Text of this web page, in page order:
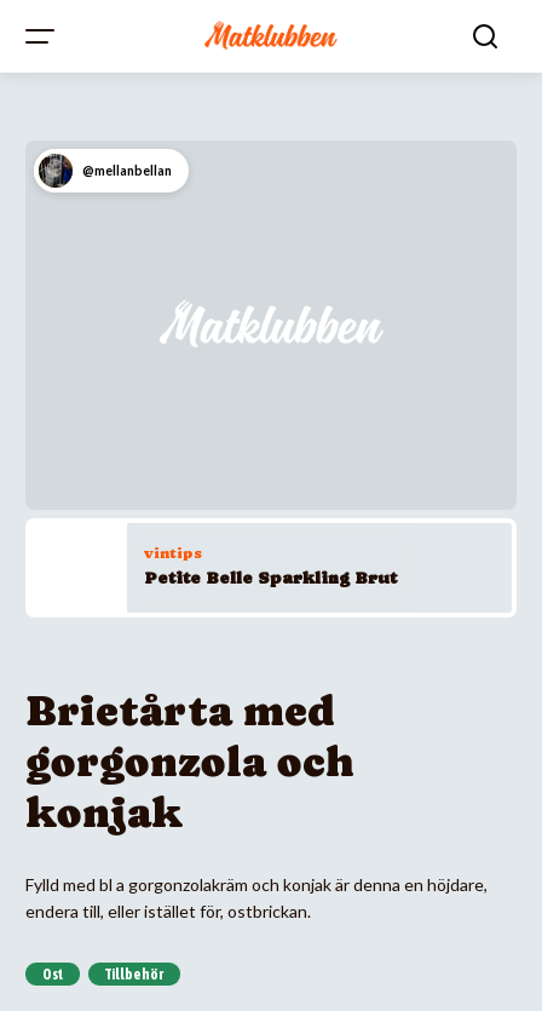
@mellanbellan
vintips
Petite Belle Sparkling Brut
Brietårta med
gorgonzola och
konjak
Fylld med bl a gorgonzolakräm och konjak är denna en höjdare,
endera till, eller istället för, ostbrickan.
Ost Tillbehör